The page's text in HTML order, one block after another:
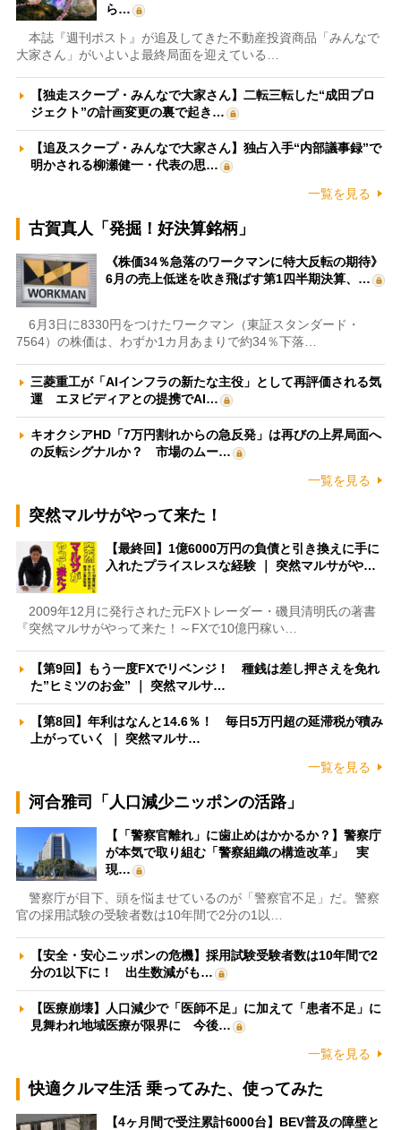
ら…
本誌『週刊ポスト』が追及してきた不動産投資商品「みんなで
大家さん」がいよいよ最終局面を迎えている…
【独走スクープ・みんなで大家さん】二転三転した“成田プロ
ジェクト”の計画変更の裏で起き…
【追及スクープ・みんなで大家さん】独占入手“内部議事録”で
明かされる柳瀬健一・代表の思…
一覧を見る
古賀真人「発掘！好決算銘柄」
《株価34％急落のワークマンに特大反転の期待》
6月の売上低迷を吹き飛ばす第1四半期決算、…
6月3日に8330円をつけたワークマン（東証スタンダード・
7564）の株価は、わずか1カ月あまりで約34％下落…
三菱重工が「AIインフラの新たな主役」として再評価される気
運 エヌビディアとの提携でAI…
キオクシアHD「7万円割れからの急反発」は再びの上昇局面へ
の反転シグナルか？ 市場のムー…
一覧を見る
突然マルサがやって来た！
【最終回】1億6000万円の負債と引き換えに手に
入れたプライスレスな経験 ｜ 突然マルサがや…
2009年12月に発行された元FXトレーダー・磯貝清明氏の著書
『突然マルサがやって来た！～FXで10億円稼い…
【第9回】もう一度FXでリベンジ！ 種銭は差し押さえを免れ
た”ヒミツのお金” ｜ 突然マルサ…
【第8回】年利はなんと14.6％！ 毎日5万円超の延滞税が積み
上がっていく ｜ 突然マルサ…
一覧を見る
河合雅司「人口減少ニッポンの活路」
【「警察官離れ」に歯止めはかかるか？】警察庁
が本気で取り組む「警察組織の構造改革」 実
現…
警察庁が目下、頭を悩ませているのが「警察官不足」だ。警察
官の採用試験の受験者数は10年間で2分の1以…
【安全・安心ニッポンの危機】採用試験受験者数は10年間で2
分の1以下に！ 出生数減がも…
【医療崩壊】人口減少で「医師不足」に加えて「患者不足」に
見舞われ地域医療が限界に 今後…
一覧を見る
快適クルマ生活 乗ってみた、使ってみた
【4ヶ月間で受注累計6000台】BEV普及の障壁と